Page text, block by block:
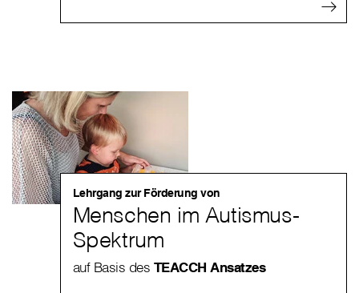
Lehrgang zur Förderung von
Menschen im Autismus-
Spektrum
auf Basis des TEACCH Ansatzes